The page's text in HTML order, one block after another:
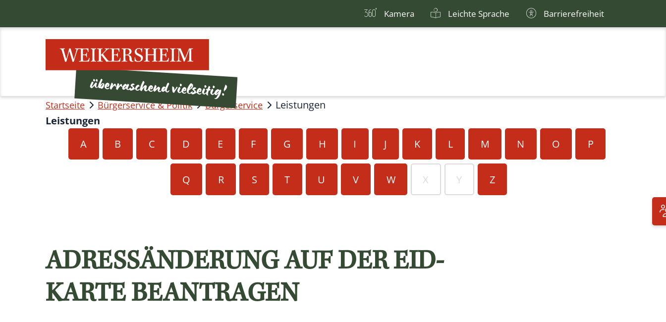
Kamera Leichte Sprache Barrierefreiheit
Startseite Bürgerservice & Politik Bürgerservice
Leistungen
Leistungen
A
B C D E F G H I J K L M N O P
Q R S T U V W X Y Z
ADRESSÄNDERUNG AUF DER EID-
KARTE BEANTRAGEN